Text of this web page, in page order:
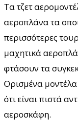
Τα τζετ
αεροπλάνα τα
περισσότερες
μαχητικά
φτάσουν τα
Ορισμένα
ότι είναι πιστά
αεροσκάφη.